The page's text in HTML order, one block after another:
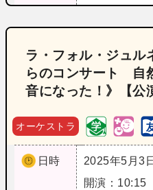
ラ・フォル・ジュ
らのコンサート 自
音になった！》【公
オーケストラ
日時
2025年5月3
開演：10:15